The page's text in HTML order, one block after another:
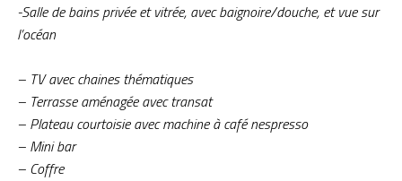
-Salle de bains privée et vitrée, avec baignoire/douche, et vue sur
l’océan
– TV avec chaines thématiques
– Terrasse aménagée avec transat
– Plateau courtoisie avec machine à café nespresso
– Mini bar
– Coffre